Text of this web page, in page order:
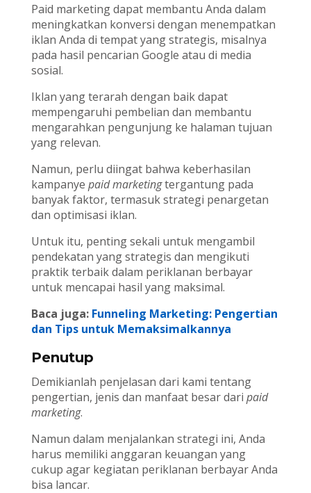
Paid marketing dapat membantu Anda dalam
meningkatkan konversi dengan menempatkan
iklan Anda di tempat yang strategis, misalnya
pada hasil pencarian Google atau di media
sosial.
Iklan yang terarah dengan baik dapat
mempengaruhi pembelian dan membantu
mengarahkan pengunjung ke halaman tujuan
yang relevan.
Namun, perlu diingat bahwa keberhasilan
kampanye paid marketingtergantung pada
banyak faktor, termasuk strategi penargetan
dan optimisasi iklan.
Untuk itu, penting sekali untuk mengambil
pendekatan yang strategis dan mengikuti
praktik terbaik dalam periklanan berbayar
untuk mencapai hasil yang maksimal.
Baca juga: Funneling Marketing: Pengertian
dan Tips untuk Memaksimalkannya
Penutup
Demikianlah penjelasan dari kami tentang
pengertian, jenis dan manfaat besar dari paid
marketing.
Namun dalam menjalankan strategi ini, Anda
harus memiliki anggaran keuangan yang
cukup agar kegiatan periklanan berbayar Anda
bisa lancar.